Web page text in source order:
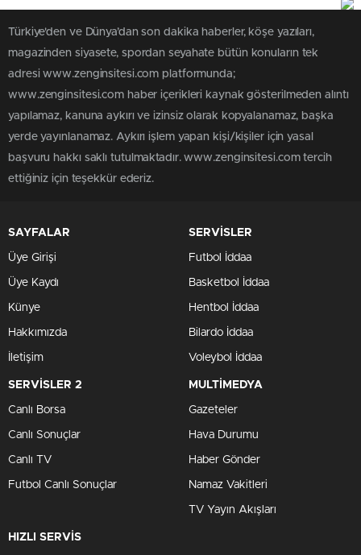
Türkiye'den ve Dünya’dan son dakika haberler, köşe yazıları,
magazinden siyasete, spordan seyahate bütün konuların tek
adresi www.zenginsitesi.com platformunda;
www.zenginsitesi.com haber içerikleri kaynak gösterilmeden alıntı
yapılamaz, kanuna aykırı ve izinsiz olarak kopyalanamaz, başka
yerde yayınlanamaz. Aykırı işlem yapan kişi/kişiler için yasal
başvuru hakkı saklı tutulmaktadır. www.zenginsitesi.com tercih
ettiğiniz için teşekkür ederiz.
SAYFALAR
Üye Girişi
Üye Kaydı
Künye
Hakkımızda
İletişim
SERVİSLER
Futbol İddaa
Basketbol İddaa
Hentbol İddaa
Bilardo İddaa
Voleybol İddaa
SERVİSLER 2
Canlı Borsa
Canlı Sonuçlar
Canlı TV
Futbol Canlı Sonuçlar
MULTİMEDYA
Gazeteler
Hava Durumu
Haber Gönder
Namaz Vakitleri
TV Yayın Akışları
HIZLI SERVİS